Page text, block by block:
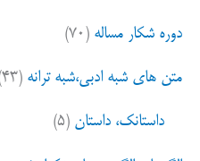
ب
ا
دوره شکار مساله (۷۰)
متن های شبه ادبی،شبه ترانه (۴۳)
داستانک، داستان (۵)